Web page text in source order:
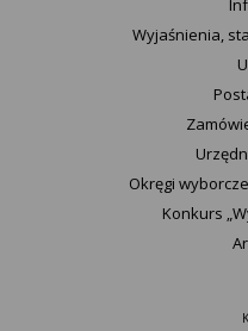
Wyjaśnienia,
Okręgi
Konkurs